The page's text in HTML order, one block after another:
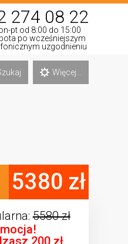
274 08 22
pt od 8:00 do 15:00
po wcześniejszym
uzgodnieniu
Więcej...
5380 zł
5580 zł
200 zł